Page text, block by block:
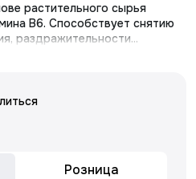
растительного сырья
В6. Способствует снятию
раздражительности...
Розница